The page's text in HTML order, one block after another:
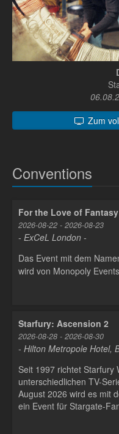
Zum
Conventions
For the Love of
2026-08-22 - 2026-08-23
- ExCeL London -
Das Event mit dem
wird von Monopoly
Starfury: Ascension 2
2026-08-28 - 2026-08-30
- Hilton Metropole Hotel,
Seit 1997 richtet Starfury
unterschiedlichen TV-
August 2026 wird es mit
ein Event für Stargate-